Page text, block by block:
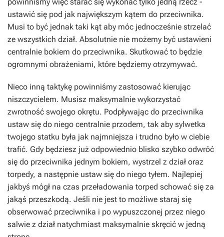
ustawić się pod jak największym kątem do przeciwnika.
Musi to być jednak taki kąt aby móc jednocześnie strzelać
ze wszystkich dział. Absolutnie nie możemy być ustawieni
centralnie bokiem do przeciwnika. Skutkować to będzie
ogromnymi obrażeniami, które będziemy otrzymywać.
Nieco inną taktykę powinniśmy zastosować kierując
niszczycielem. Musisz maksymalnie wykorzystać
zwrotność swojego okrętu. Podpływając do przeciwnika
ustaw się do niego centralnie przodem, tak aby sylwetka
twojego statku była jak najmniejsza i trudno było w ciebie
trafić. Gdy będziesz już odpowiednio blisko szybko odwróć
się do przeciwnika jednym bokiem, wystrzel z dział oraz
torpedy, a następnie ustaw się do niego tyłem. Najlepiej
jakbyś mógł na czas przeładowania torped schować się za
jakąś przeszkodą. Jeśli nie jest to możliwe staraj się
obserwować przeciwnika i po wypuszczonej przez niego
salwie z dział natychmiast maksymalnie skręcić w jedną